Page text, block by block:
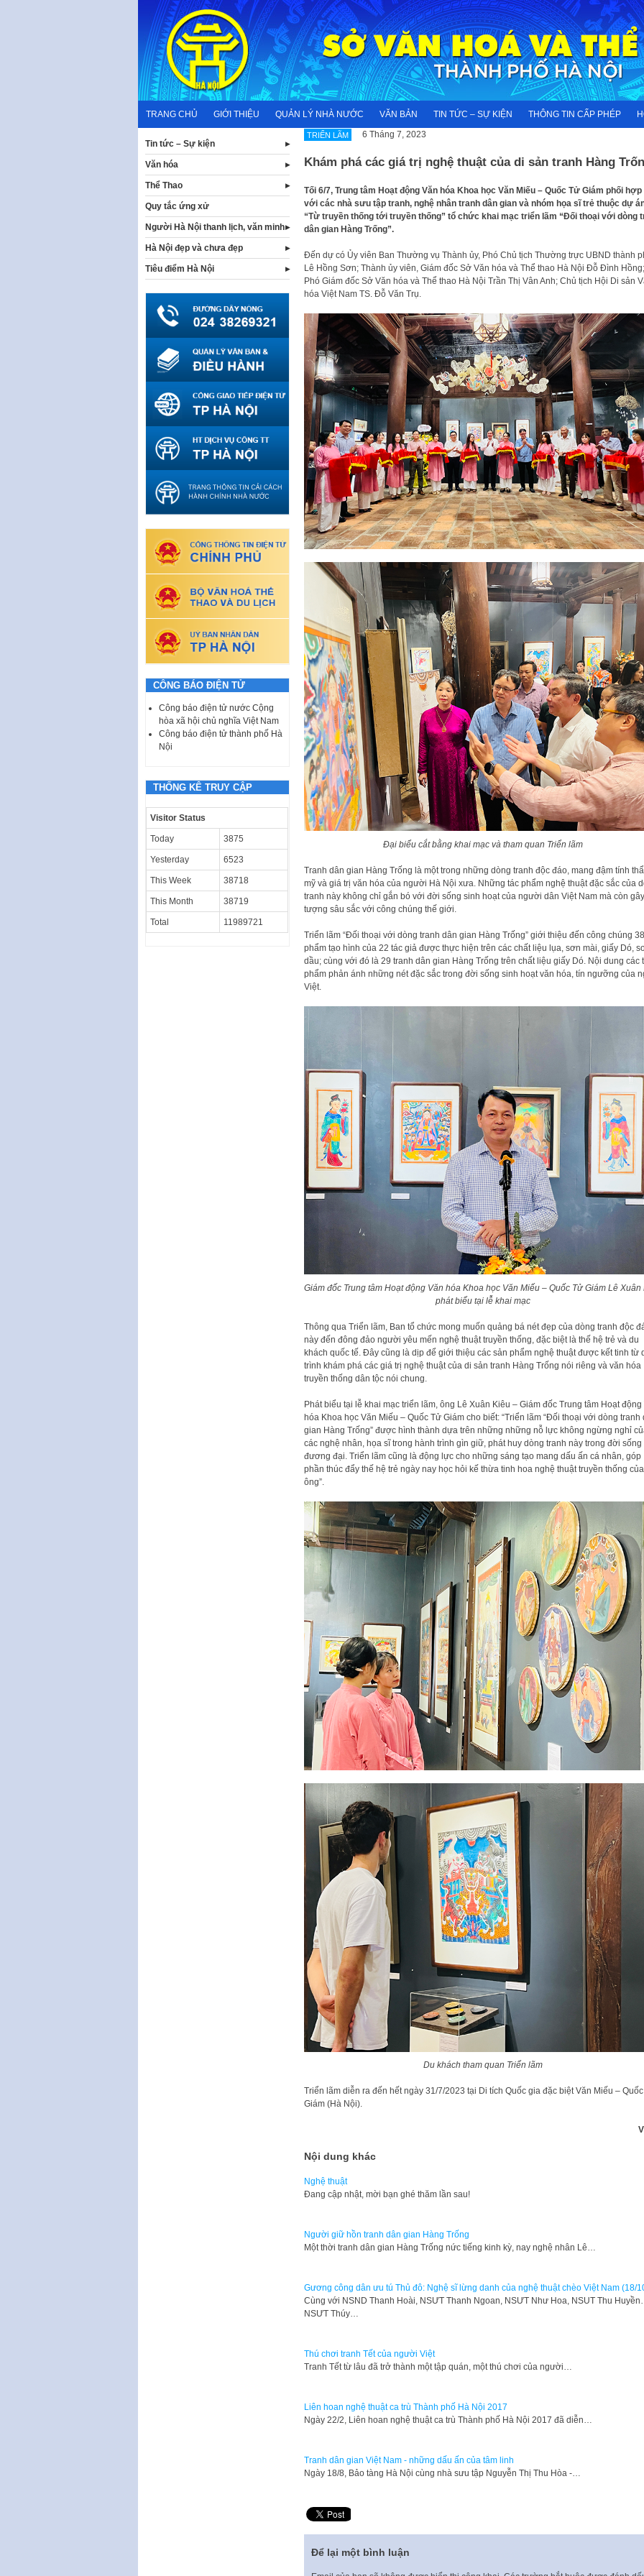
content
TRANG CHỦ GIỚI THIỆU QUẢN LÝ NHÀ NƯỚC VĂN BẢN TIN TỨC – SỰ KIỆN THÔNG TIN CẤP PHÉP
TRIỂN LÃM 6 Tháng 7, 2023
Khám phá các giá trị nghệ thuật của di sản tranh Hàng
Tối 6/7, Trung tâm Hoạt động Văn hóa Khoa học Văn Miếu – Quốc Tử Giám phối hợp
với các nhà sưu tập tranh, nghệ nhân tranh dân gian và nhóm họa sĩ trẻ thuộc dự
“Từ truyền thống tới truyền thống” tổ chức khai mạc triển lãm “Đối thoại với dòng
dân gian Hàng Trống”.
Đến dự có Ủy viên Ban Thường vụ Thành ủy, Phó Chủ tịch Thường trực UBND thành
Lê Hồng Sơn; Thành ủy viên, Giám đốc Sở Văn hóa và Thể thao Hà Nội Đỗ Đình Hồng;
Phó Giám đốc Sở Văn hóa và Thể thao Hà Nội Trần Thị Vân Anh; Chủ tịch Hội Di sản
hóa Việt Nam TS. Đỗ Văn Trụ.
Đại biểu cắt bằng khai mạc và tham quan Triển lãm
Tranh dân gian Hàng Trống là một trong những dòng tranh độc đáo, mang đậm tính
mỹ và giá trị văn hóa của người Hà Nội xưa. Những tác phẩm nghệ thuật đặc sắc của
tranh này không chỉ gắn bó với đời sống sinh hoạt của người dân Việt Nam mà còn
tượng sâu sắc với công chúng thế giới.
Triển lãm “Đối thoại với dòng tranh dân gian Hàng Trống” giới thiệu đến công chúng
phẩm tạo hình của 22 tác giả được thực hiện trên các chất liệu lụa, sơn mài, giấy Dó,
dầu; cùng với đó là 29 tranh dân gian Hàng Trống trên chất liệu giấy Dó. Nội dung các
phẩm phản ánh những nét đặc sắc trong đời sống sinh hoạt văn hóa, tín ngưỡng của
Việt.
Giám đốc Trung tâm Hoạt động Văn hóa Khoa học Văn Miếu – Quốc Tử Giám Lê Xuân
phát biểu tại lễ khai mạc
Thông qua Triển lãm, Ban tổ chức mong muốn quảng bá nét đẹp của dòng tranh độc
này đến đông đảo người yêu mến nghệ thuật truyền thống, đặc biệt là thế hệ trẻ và du
khách quốc tế. Đây cũng là dịp để giới thiệu các sản phẩm nghệ thuật được kết tinh từ
trình khám phá các giá trị nghệ thuật của di sản tranh Hàng Trống nói riêng và văn hóa
truyền thống dân tộc nói chung.
Phát biểu tại lễ khai mạc triển lãm, ông Lê Xuân Kiêu – Giám đốc Trung tâm Hoạt động
hóa Khoa học Văn Miếu – Quốc Tử Giám cho biết: “Triển lãm “Đối thoại với dòng tranh
gian Hàng Trống” được hình thành dựa trên những những nỗ lực không ngừng nghỉ
các nghệ nhân, họa sĩ trong hành trình gìn giữ, phát huy dòng tranh này trong đời sống
đương đại. Triển lãm cũng là động lực cho những sáng tạo mang dấu ấn cá nhân, góp
phần thúc đẩy thế hệ trẻ ngày nay học hỏi kế thừa tinh hoa nghệ thuật truyền thống
ông”.
Du khách tham quan Triển lãm
Triển lãm diễn ra đến hết ngày 31/7/2023 tại Di tích Quốc gia đặc biệt Văn Miếu –
Giám (Hà Nội).
Nội dung khác
Nghệ thuật
​Đang cập nhật, mời bạn ghé thăm lần sau!
Người giữ hồn tranh dân gian Hàng Trống
Một thời tranh dân gian Hàng Trống nức tiếng kinh kỳ, nay nghệ nhân Lê…
Gương công dân ưu tú Thủ đô: Nghệ sĩ lừng danh của nghệ thuật chèo Việt Nam (18/
Cùng với NSND Thanh Hoài, NSƯT Thanh Ngoan, NSƯT Như Hoa, NSUT Thu Huyền…
NSƯT Thúy…
Thú chơi tranh Tết của người Việt
Tranh Tết từ lâu đã trở thành một tập quán, một thú chơi của người…
Liên hoan nghệ thuật ca trù Thành phố Hà Nội 2017
Ngày 22/2, Liên hoan nghệ thuật ca trù Thành phố Hà Nội 2017 đã diễn…
Tranh dân gian Việt Nam - những dấu ấn của tâm linh
Ngày 18/8, Bảo tàng Hà Nội cùng nhà sưu tập Nguyễn Thị Thu Hòa -…
Để lại một bình luận
Tin tức – Sự kiện
Văn hóa
Thể Thao
Quy tắc ứng xử
Người Hà Nội thanh lịch, văn minh
Hà Nội đẹp và chưa đẹp
Tiêu điểm Hà Nội
CÔNG BÁO ĐIỆN TỬ
Công báo điện tử nước Cộng
hòa xã hội chủ nghĩa Việt Nam
Công báo điện tử thành phố Hà
Nội
THỐNG KÊ TRUY CẬP
Visitor Status
Today 3875
Yesterday 6523
This Week 38718
This Month 38719
Total 11989721